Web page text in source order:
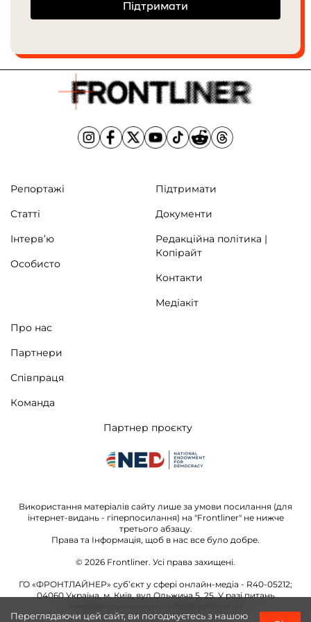
Переглядаючи цей сайт, ви погоджуєтесь з нашою
Підтримати
Репортажі
Статті
Інтерв’ю
Особисто
Підтримати
Документи
Редакційна політика |
Копірайт
Контакти
Медіакіт
Про нас
Партнери
Співпраця
Команда
Партнер проєкту
Використання матеріалів сайту лише за умови посилання (для
інтернет-видань - гіперпосилання) на "Frontliner" не нижче
третього абзацу.
Права та Інформація, щоб в нас все було добре.
© 2026 Frontliner. Усі права захищені.
ГО «ФРОНТЛАЙНЕР» суб’єкт у сфері онлайн-медіа - R40-05212;
04060 Україна, м. Київ, вул.Ольжича 5, 25. У разі питань